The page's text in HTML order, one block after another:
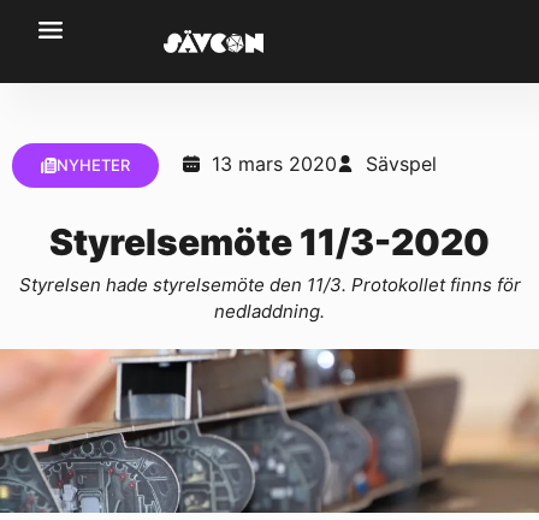
NYHETER 13 mars 2020 Sävspel
Styrelsemöte 11/3-2020
Styrelsen hade styrelsemöte den 11/3. Protokollet finns för
nedladdning.